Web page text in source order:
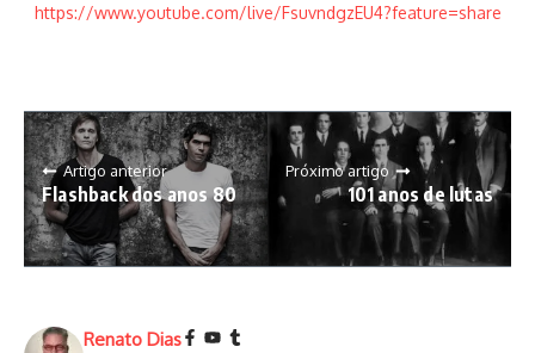
https://www.youtube.com/live/FsuvndgzEU4?feature=share
Artigo anterior
Flashback dos anos 80
Próximo artigo
101 anos de lutas
Renato Dias